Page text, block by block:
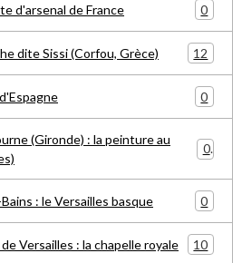
d'arsenal de France 0
dite Sissi (Corfou, Grèce) 12
0
(Gironde) : la peinture au
0
: le Versailles basque 0
Versailles : la chapelle royale 10